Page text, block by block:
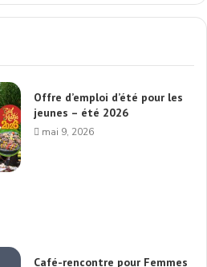
Offre d’emploi d’été pour les
jeunes – été 2026
mai 9, 2026
Café-rencontre pour Femmes